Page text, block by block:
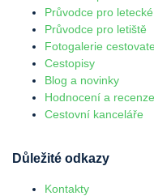
Průvodce pro
Průvodce pro letiště
Fotogalerie
Cestopisy
Blog a novinky
Hodnocení a
Cestovní kanceláře
Důležité odkazy
Kontakty